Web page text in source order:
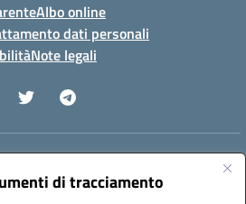
di tracciamento
Albo online
dati personali
Note legali
saic88800v@istruzione.it